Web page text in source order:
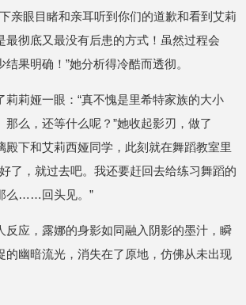
亲眼目睹和亲耳听到你们的道歉和看到艾莉
最彻底又最没有后患的方式！虽然过程会
果明确！”她分析得冷酷而透彻。
莉莉娅一眼：“真不愧是里希特家族的大小
那么，还等什么呢？”她收起影刃，做了
殿下和艾莉西娅同学，此刻就在舞蹈教室里
好了，就过去吧。我还要赶回去给练习舞蹈的
么……回头见。”
反应，露娜的身影如同融入阴影的墨汁，瞬
的幽暗流光，消失在了原地，仿佛从未出现